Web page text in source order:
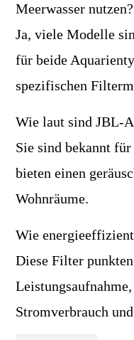
Meerwasser nutzen?
Ja, viele Modelle
für beide
spezifischen
Wie laut sind JBL-
Sie sind bekannt
bieten einen
Wohnräume.
Wie
Diese Filter
Stromverbrauch